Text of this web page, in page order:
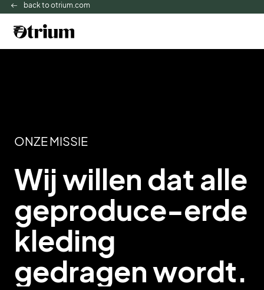
back to otrium.com
ONZE MISSIE
Wij willen dat alle
geproduce-erde
kleding
gedragen wordt.